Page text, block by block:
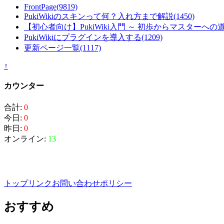
FrontPage(9819)
PukiWikiのスキンって何？入れ方まで解説(1450)
【初心者向け】PukiWiki入門 ～ 初歩からマスターへの
PukiWikiにプラグインを導入する(1209)
更新ページ一覧(1117)
↑
カウンター
合計: 0
今日: 0
昨日: 0
オンライン: 13
トップリンクお問い合わせポリシー
おすすめ